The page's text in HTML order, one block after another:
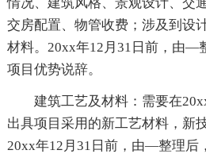
交房配置、物管收费；涉及到设
材料。20xx年12月31日前，由—
项目优势说辞。
建筑工艺及材料：需要在
出具项目采用的新工艺材料，新
20xx年12月31日前，由—整理后